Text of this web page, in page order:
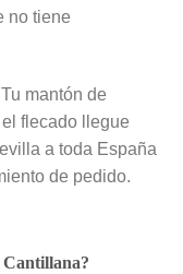
no tiene
mantón de
flecado llegue
a toda España
de pedido.
Cantillana?